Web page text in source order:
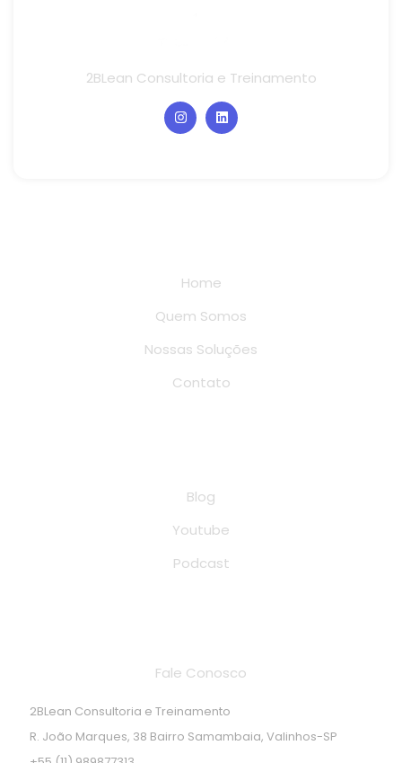
2BLean Consultoria e Treinamento
Home
Quem Somos
Nossas Soluções
Contato
Blog
Youtube
Podcast
Fale Conosco
2BLean Consultoria e Treinamento
R. João Marques, 38 Bairro Samambaia, Valinhos-SP